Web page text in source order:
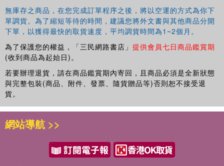
無庫存之商品，在您完成訂單程序之後，將以空運的方式為你下
單調貨。為了縮短等待的時間，建議您將外文書與其他商品分開
下單，以獲得最快的取貨速度，平均調貨時間為1~2個月。
為了保護您的權益，「三民網路書店」 提供會員七日商品鑑賞期
(收到商品為起始日)。
若要辦理退貨，請在商品鑑賞期內寄回，且商品必須是全新狀態
與完整包裝(商品、附件、發票、隨貨贈品等)否則恕不接受退
貨。
網站導航 >>